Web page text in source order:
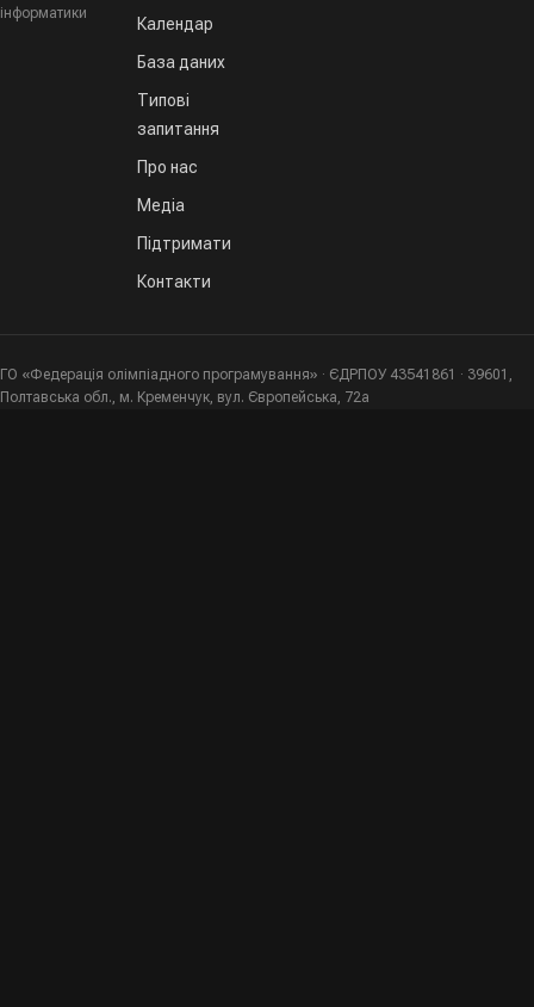
інформатики
Календар
База даних
Типові
запитання
Про нас
Медіа
Підтримати
Контакти
ГО «Федерація олімпіадного програмування» · ЄДРПОУ 43541861 · 39601,
Полтавська обл., м. Кременчук, вул. Європейська, 72а